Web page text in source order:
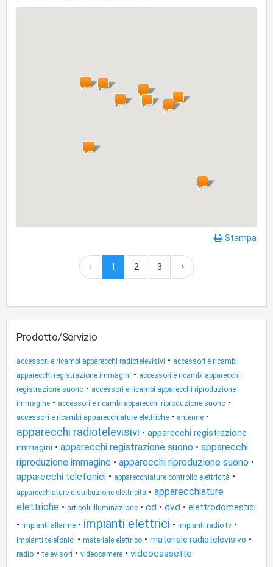
Stampa
‹ 1 2 3 ›
Prodotto/Servizio
accessori e ricambi apparecchi radiotelevisivi • accessori e ricambi
apparecchi registrazione immagini • accessori e ricambi apparecchi
registrazione suono • accessori e ricambi apparecchi riproduzione
immagine • accessori e ricambi apparecchi riproduzione suono •
accessori e ricambi apparecchiature elettriche • antenne •
apparecchi radiotelevisivi • apparecchi registrazione
immagini • apparecchi registrazione suono • apparecchi
riproduzione immagine • apparecchi riproduzione suono •
apparecchi telefonici • apparecchiature controllo elettricità •
apparecchiature distribuzione elettricità • apparecchiature
elettriche • articoli illuminazione • cd • dvd • elettrodomestici
• impianti allarme • impianti elettrici • impianti radio tv •
impianti telefonici • materiale elettrico • materiale radiotelevisivo •
radio •televisori • videocamere • videocassette